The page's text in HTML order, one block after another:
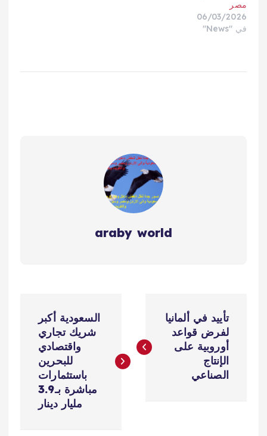
مصر
06/03/2026
في "News"
araby world
ص
تأييد في ألمانيا
لفرض قواعد
أوروبية على
الإنتاج
الصناعي
السعودية أكبر
شريك تجاري
واقتصادي
للبحرين
باستثمارات
مباشرة بـ3.9
مليار دينار